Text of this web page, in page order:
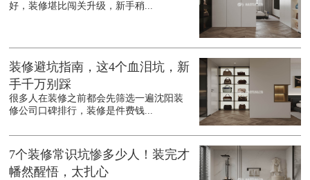
好，装修堪比闯关升级，新手稍...
装修避坑指南，这4个血泪坑，新
手千万别踩
很多人在装修之前都会先筛选一遍沈阳装
修公司口碑排行，装修是件费钱...
7个装修常识坑惨多少人！装完才
幡然醒悟，太扎心